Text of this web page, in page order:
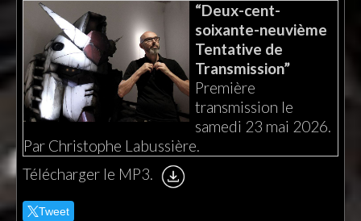
“Deux-cent-
soixante-neuvième
Tentative de
Transmission”
Première
transmission le
samedi 23 mai 2026.
Par Christophe Labussière.
Télécharger le MP3.
Tweet